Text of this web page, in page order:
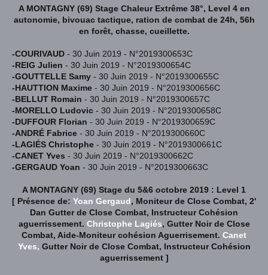
A MONTAGNY (69) Stage Chaleur Extrême 38°, Level 4 en
autonomie, bivouac tactique, ration de combat de 24h, 56h
en forêt, chasse, cueillette.
-COURIVAUD - 30 Juin 2019 - N°2019300653C
-REIG Julien - 30 Juin 2019 - N°2019300654C
-GOUTTELLE Samy - 30 Juin 2019 - N°2019300655C
-HAUTTION Maxime - 30 Juin 2019 - N°2019300656C
-BELLUT Romain - 30 Juin 2019 - N°2019300657C
-MORELLO Ludovic - 30 Juin 2019 - N°2019300658C
-DUFFOUR Florian - 30 Juin 2019 - N°2019300659C
-ANDRÉ Fabrice - 30 Juin 2019 - N°2019300660C
-LAGIÉS Christophe - 30 Juin 2019 - N°2019300661C
-CANET Yves - 30 Juin 2019 - N°2019300662C
-GERGAUD Yoan - 30 Juin 2019 - N°2019300663C
A MONTAGNY (69) Stage du 5&6 octobre 2019 : Level 1
[ Présence de: Yoan Gergaud, Moniteur de Close Combat, 2'
Dan Gutter de Close Combat, Instructeur Cohésion
aguerrissement. Christophe Lagiés, Gutter Noir de Close
Combat, Aide-Moniteur cohésion Aguerrisement. Canet
Yves, Gutter Noir de Close Combat, Instructeur Cohésion
aguerrissement ]